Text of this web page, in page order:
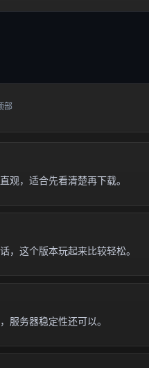
部
观，适合先看清楚再下载。
，这个版本玩起来比较轻松。
服务器稳定性还可以。